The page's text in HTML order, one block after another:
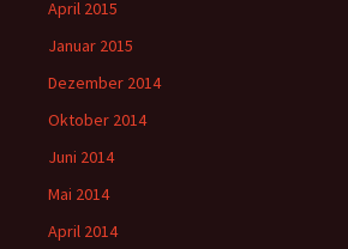
April 2015
Januar 2015
Dezember 2014
Oktober 2014
Juni 2014
Mai 2014
April 2014